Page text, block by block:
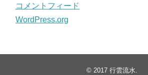
コメントフィード
WordPress.org
© 2017 行雲流水